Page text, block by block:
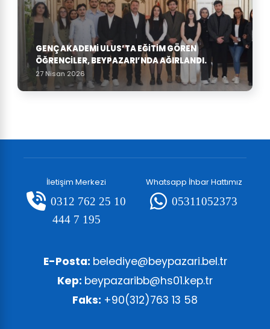
GENÇ AKADEMI ULUS’TA EĞITIM GÖREN
ÖĞRENCILER, BEYPAZARI’NDA AĞIRLANDI.
27 Nisan 2026
İletişim Merkezi
0312 762 25 10
444 7 195
Whatsapp İhbar Hattımız
05311052373
E-Posta: belediye@beypazari.bel.tr
Kep: beypazaribb@hs01.kep.tr
Faks: +90(312)763 13 58